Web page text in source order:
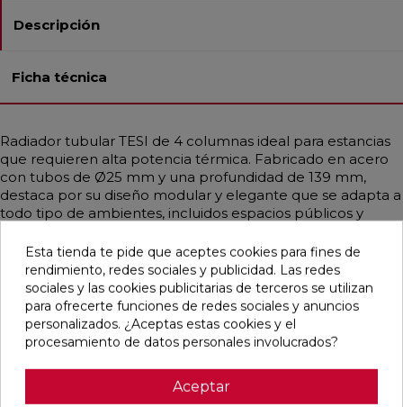
Descripción
Ficha técnica
Radiador tubular TESI de 4 columnas ideal para estancias
que requieren alta potencia térmica. Fabricado en acero
con tubos de Ø25 mm y una profundidad de 139 mm,
destaca por su diseño modular y elegante que se adapta a
todo tipo de ambientes, incluidos espacios públicos y
diferentes medidas y en una amplia gama de colores,
incluidos acabados RAL personalizados. Garantiza una
distribución uniforme del calor, siendo compatible con
sistemas de baja temperatura como calderas de
condensación o bombas de calor. Incluye purgador,
soportes universales y tapón embellecedor.
Esta tienda te pide que aceptes cookies para fines de
rendimiento, redes sociales y publicidad. Las redes
sociales y las cookies publicitarias de terceros se utilizan
para ofrecerte funciones de redes sociales y anuncios
personalizados. ¿Aceptas estas cookies y el
procesamiento de datos personales involucrados?
Aceptar